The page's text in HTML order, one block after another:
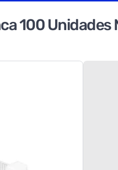
100 Unidades